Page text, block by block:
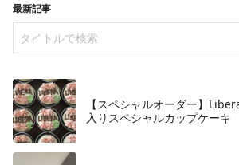
最新記事
【スペシャルオーダー】
入りスペシャルカップケーキ